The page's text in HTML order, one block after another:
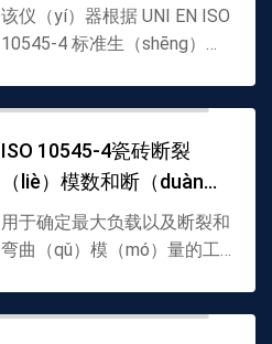
（wān）曲（qǔ）模量
（liàng）试验机Flexi
该仪（yí）器根据 UNI EN ISO
10545-4 标准生（shēng）产
以及断裂和弯曲模量的仪器。
该半自（zì）动仪器...
ISO 10545-4瓷砖断裂
（liè）模数和断（duàn）
裂强（qiáng）度测定仪
Crome
用于确定最大负载以及断裂和
弯曲（qǔ）模（mó）量的工